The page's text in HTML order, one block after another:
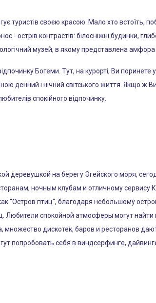
туристів своєю красою. Мало хто встоїть,
- острів контрастів: білосніжні будинки,
музей, в якому представлена
Богеми. Тут, на курорті, Ви
денний і нічний світського життя. Якщо ж
спокійного відпочинку.
деревушкой на берегу Эгейского моря,
ночным клубам и отличному сервису
"Остров птиц", благодаря небольшому
Любители спокойной атмосферы могут
множество дискотек, баров и ресторанов
попробовать себя в виндсерфинге,